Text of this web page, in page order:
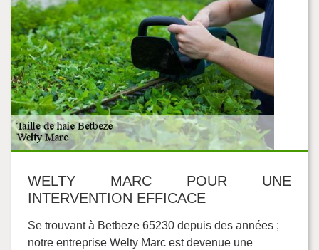
WELTY MARC POUR UNE
INTERVENTION EFFICACE
Se trouvant à Betbeze 65230 depuis des années ;
notre entreprise Welty Marc est devenue une